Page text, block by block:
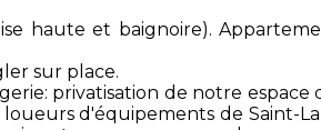
haute et baignoire).
sur place.
privatisation de notre espace
d'équipements de Saint-